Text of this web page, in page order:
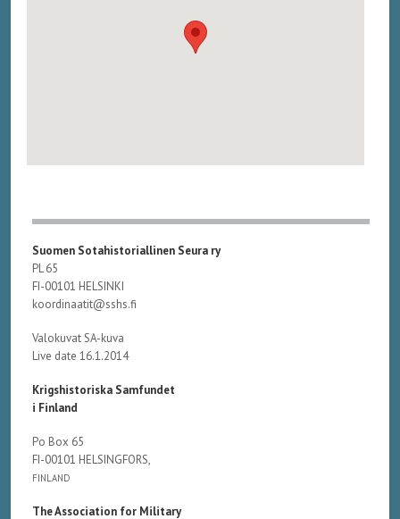
Suomen Sotahistoriallinen Seura ry
PL 65
FI-00101 HELSINKI
koordinaatit@sshs.fi
Valokuvat SA-kuva
Live date 16.1.2014
Krigshistoriska Samfundet
i Finland
Po Box 65
FI-00101 HELSINGFORS,
FINLAND
The Association for Military